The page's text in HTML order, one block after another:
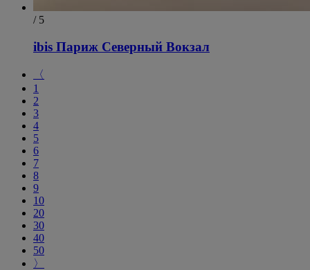
/ 5
ibis Париж Северный Вокзал
〈
1
2
3
4
5
6
7
8
9
10
20
30
40
50
〉